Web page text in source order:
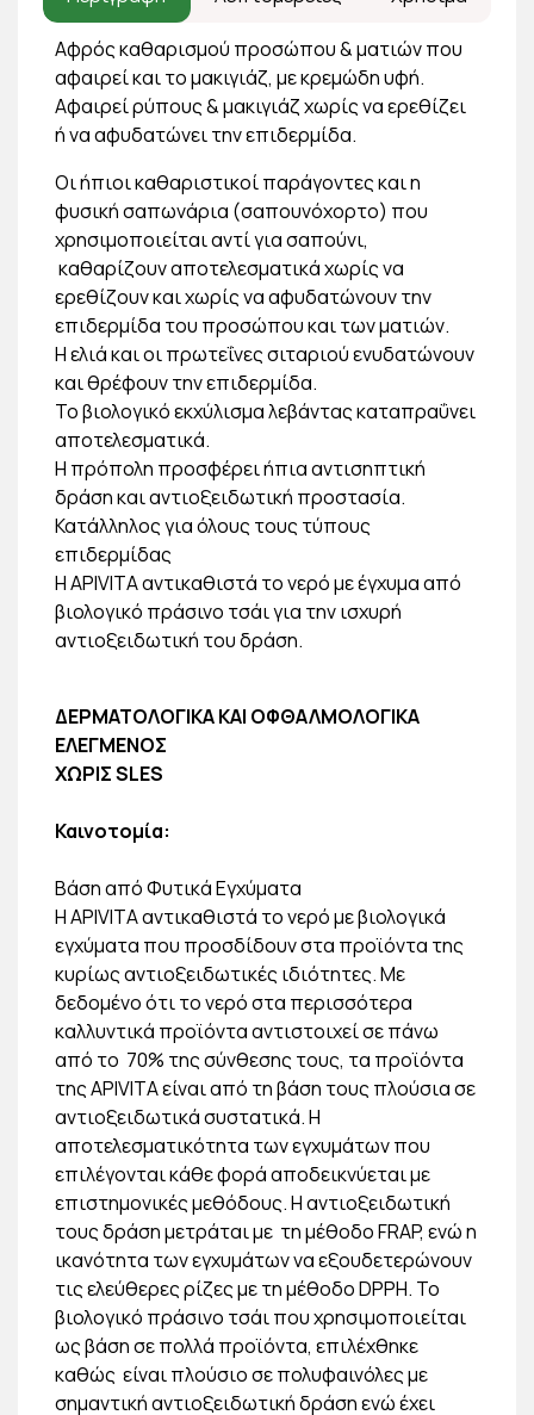
Αφρός καθαρισμού προσώπου & ματιών που
αφαιρεί και το μακιγιάζ, με κρεμώδη υφή.
Αφαιρεί ρύπους & μακιγιάζ χωρίς να ερεθίζει
ή να αφυδατώνει την επιδερμίδα.
Οι ήπιοι καθαριστικοί παράγοντες και η
φυσική σαπωνάρια (σαπουνόχορτο) που
χρησιμοποιείται αντί για σαπούνι,
καθαρίζουν αποτελεσματικά χωρίς να
ερεθίζουν και χωρίς να αφυδατώνουν την
επιδερμίδα του προσώπου και των ματιών.
Η ελιά και οι πρωτεΐνες σιταριού ενυδατώνουν
και θρέφουν την επιδερμίδα.
Το βιολογικό εκχύλισμα λεβάντας καταπραΰνει
αποτελεσματικά.
Η πρόπολη προσφέρει ήπια αντισηπτική
δράση και αντιοξειδωτική προστασία.
Κατάλληλος για όλους τους τύπους
επιδερμίδας
Η APIVITA αντικαθιστά το νερό με έγχυμα από
βιολογικό πράσινο τσάι για την ισχυρή
αντιοξειδωτική του δράση.
ΔΕΡΜΑΤΟΛΟΓΙΚΑ ΚΑΙ ΟΦΘΑΛΜΟΛΟΓΙΚΑ
ΕΛΕΓΜΕΝΟΣ
ΧΩΡΙΣ SLES
Καινοτομία:
Βάση από Φυτικά Εγχύματα
Η ΑPIVITA αντικαθιστά το νερό με βιολογικά
εγχύματα που προσδίδουν στα προϊόντα της
κυρίως αντιοξειδωτικές ιδιότητες. Με
δεδομένο ότι το νερό στα περισσότερα
καλλυντικά προϊόντα αντιστοιχεί σε πάνω
από το 70% της σύνθεσης τους, τα προϊόντα
της APIVITA είναι από τη βάση τους πλούσια σε
αντιοξειδωτικά συστατικά. Η
αποτελεσματικότητα των εγχυμάτων που
επιλέγονται κάθε φορά αποδεικνύεται με
επιστημονικές μεθόδους. Η αντιοξειδωτική
τους δράση μετράται με τη μέθοδο FRAP, ενώ η
ικανότητα των εγχυμάτων να εξουδετερώνουν
τις ελεύθερες ρίζες με τη μέθοδο DPPH. Το
βιολογικό πράσινο τσάι που χρησιμοποιείται
ως βάση σε πολλά προϊόντα, επιλέχθηκε
καθώς είναι πλούσιο σε πολυφαινόλες με
σημαντική αντιοξειδωτική δράση ενώ έχει